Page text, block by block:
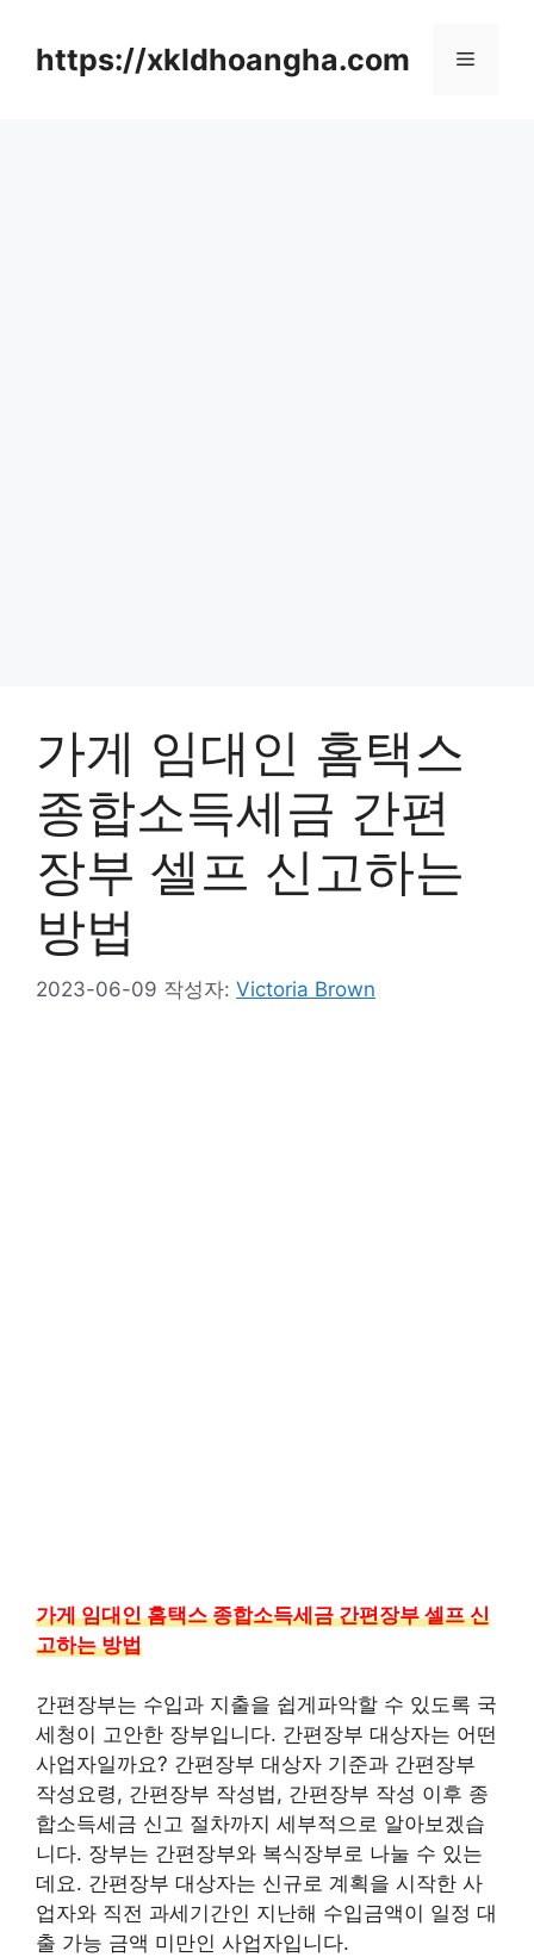
https://xkldhoangha.com 메
가게 임대인 홈택스
종합소득세금 간편
장부 셀프 신고하는
방법
2023-06-09 작성자: Victoria Brown
가게 임대인 홈택스 종합소득세금 간편장부 셀프 신
고하는 방법
간편장부는 수입과 지출을 쉽게파악할 수 있도록 국
세청이 고안한 장부입니다. 간편장부 대상자는 어떤
사업자일까요? 간편장부 대상자 기준과 간편장부
작성요령, 간편장부 작성법, 간편장부 작성 이후 종
합소득세금 신고 절차까지 세부적으로 알아보겠습
니다. 장부는 간편장부와 복식장부로 나눌 수 있는
데요. 간편장부 대상자는 신규로 계획을 시작한 사
업자와 직전 과세기간인 지난해 수입금액이 일정 대
출 가능 금액 미만인 사업자입니다.